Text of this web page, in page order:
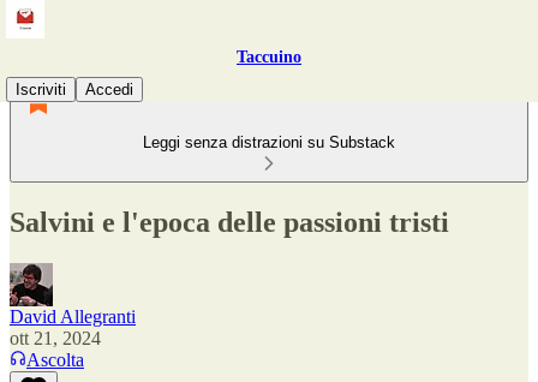
Taccuino
Iscriviti
Accedi
Leggi senza distrazioni su Substack
Salvini e l'epoca delle passioni tristi
David Allegranti
ott 21, 2024
Ascolta